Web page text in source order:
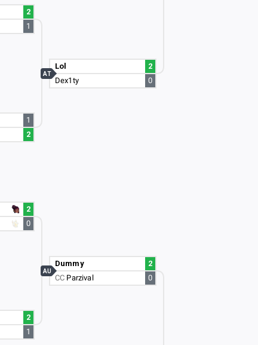
2
1
1
2
2
0
2
1
Lol
2
Dex1ty
0
AT
Dummy
2
CC Parzival 0
AU